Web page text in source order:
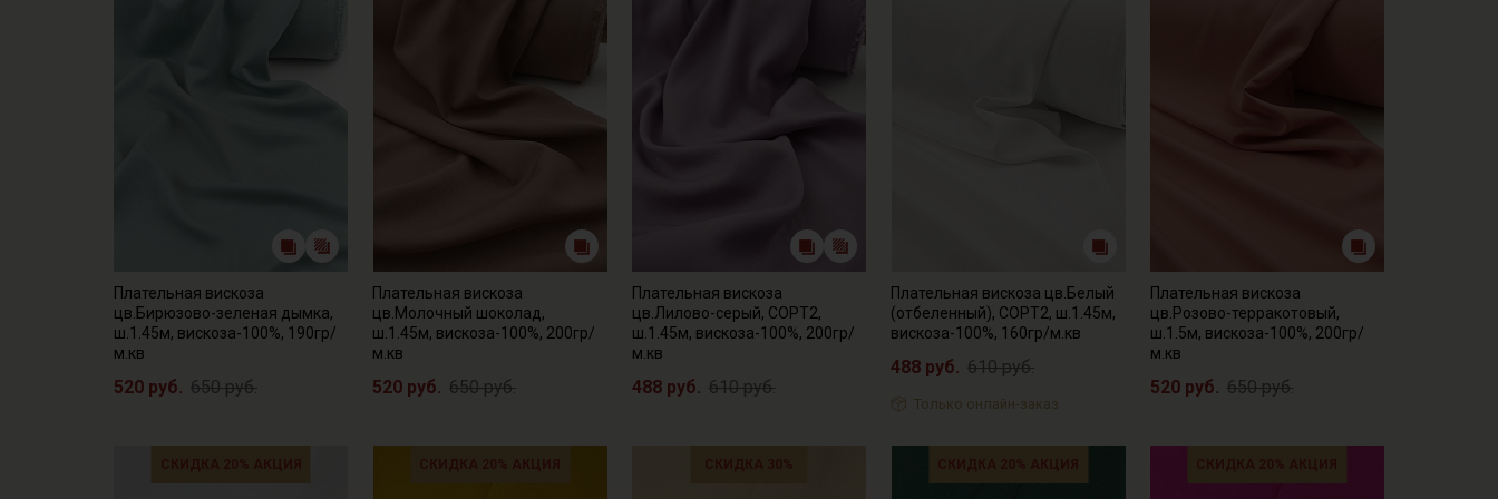
Плательная вискоза
цв.Бирюзово-зеленая дымка,
ш.1.45м, вискоза-100%, 190гр/
м.кв
520 руб. 650 руб.
Плательная вискоза
цв.Молочный шоколад,
ш.1.45м, вискоза-100%, 200гр/
м.кв
520 руб. 650 руб.
Плательная вискоза
цв.Лилово-серый, СОРТ2,
ш.1.45м, вискоза-100%, 200гр/
м.кв
488 руб. 610 руб.
Плательная вискоза цв.Белый
(отбеленный), СОРТ2, ш.1.45м,
вискоза-100%, 160гр/м.кв
488 руб. 610 руб.
Только онлайн-заказ
Плательная вискоза
цв.Розово-терракотовый,
ш.1.5м, вискоза-100%, 200гр/
м.кв
520 руб. 650 руб.